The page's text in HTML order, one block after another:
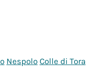
Nespolo Colle di Tora